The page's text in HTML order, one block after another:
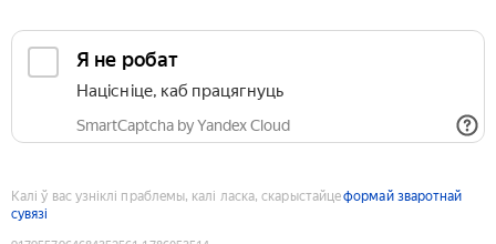
Я не робат
Націсніце, каб працягнуць
SmartCaptcha by Yandex Cloud
Калі ў вас узніклі праблемы, калі ласка, скарыстайцеформай зваротнай
сувязі